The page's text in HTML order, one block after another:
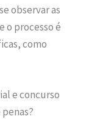
observar as
o processo é
como
e concurso